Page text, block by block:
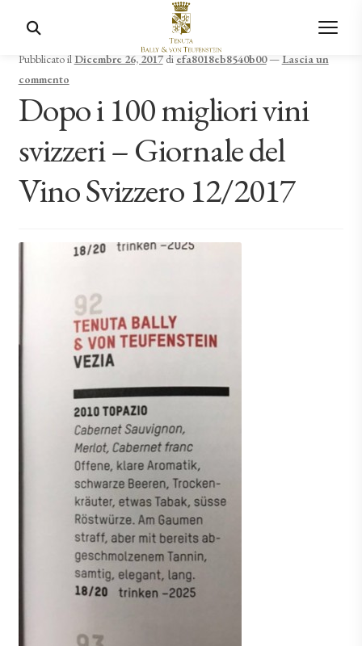
Pubblicato il Dicembre 26, 2017 di efa8018eb8540b00— Lascia un
commento
Dopo i 100 migliori vini
svizzeri – Giornale del
Vino Svizzero 12/2017